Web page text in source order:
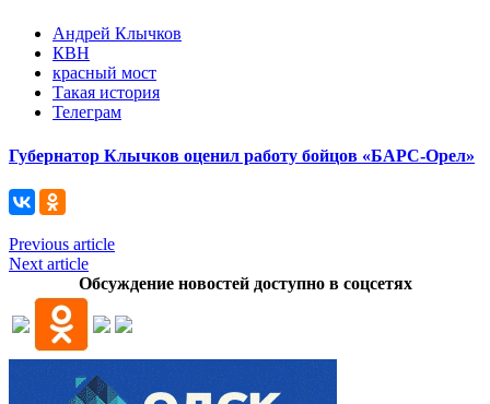
Андрей Клычков
КВН
красный мост
Такая история
Телеграм
Губернатор Клычков оценил работу бойцов «БАРС-Орел»
Previous article
Next article
Обсуждение новостей доступно в соцсетях